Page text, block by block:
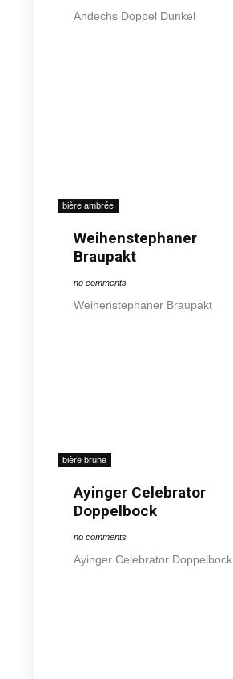
Andechs Doppel Dunkel
bière ambrée
Weihenstephaner
Braupakt
no comments
Weihenstephaner Braupakt
bière brune
Ayinger Celebrator
Doppelbock
no comments
Ayinger Celebrator Doppelbock